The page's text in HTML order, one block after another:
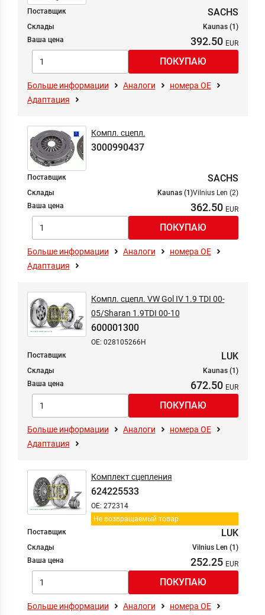
Поставщик SACHS
Склады
Kaunas (1)
Ваша цена
392.50
Больше информации Аналоги
номера ОЕ
Адаптация
Компл. сцепл.
3000990437
Поставщик SACHS
Склады Kaunas (1)Vilnius Len (2)
Ваша цена
362.50
Больше информации Аналоги
номера ОЕ
Адаптация
Компл. сцепл. VW Gol IV 1.9 TDI 00-
05/Sharan 1.9TDI 00-10
600001300
OE: 028105266H
Поставщик
LUK
Склады
Kaunas (1)
Ваша цена
672.50
Больше информации Аналоги
номера ОЕ
Адаптация
Не возвращаемый товар
Комплект сцепления
624225533
OE: 272314
Поставщик LUK
Склады
Vilnius Len (1)
Ваша цена
252.25
Больше информации Аналоги номера ОЕ